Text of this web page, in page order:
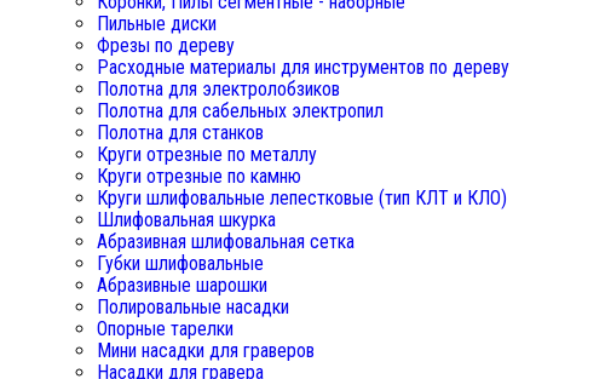
Пильные диски
Фрезы по дереву
Расходные материалы для инструментов по дереву
Полотна для электролобзиков
Полотна для сабельных электропил
Полотна для станков
Круги отрезные по металлу
Круги отрезные по камню
Круги шлифовальные лепестковые (тип КЛТ и КЛО)
Шлифовальная шкурка
Абразивная шлифовальная сетка
Губки шлифовальные
Абразивные шарошки
Полировальные насадки
Опорные тарелки
Мини насадки для граверов
Насадки для гравера